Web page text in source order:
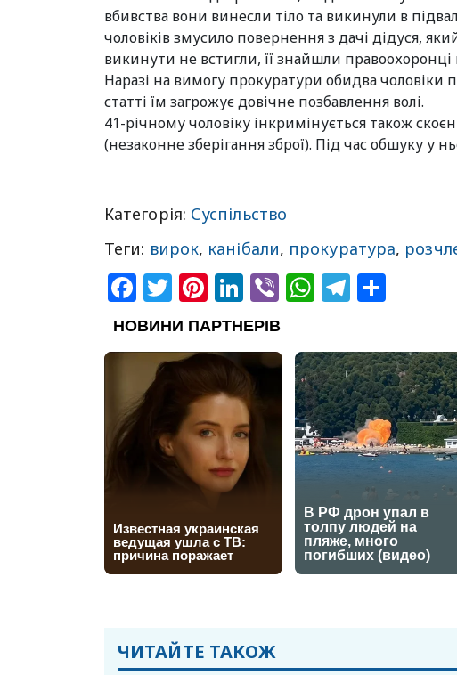
вбивства вони винесли тіло та викинули в
чоловіків змусило повернення з дачі дідуся,
викинути не встигли, її знайшли правоохоронці
Наразі на вимогу прокуратури обидва чоловіки
статті їм загрожує довічне позбавлення волі.
41-річному чоловіку інкримінується також
(незаконне зберігання зброї). Під час обшуку у
Категорія: Суспільство
Теги: вирок, канібали, прокуратура,
Facebook
Twitter
Pinterest
LinkedIn
ViberWhatsApp
ЧИТАЙТЕ ТАКОЖ